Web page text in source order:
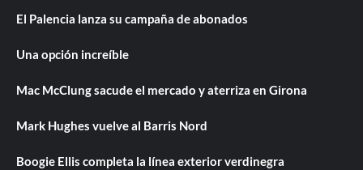
El Palencia lanza su campaña de abonados
Una opción increíble
Mac McClung sacude el mercado y aterriza en Girona
Mark Hughes vuelve al Barris Nord
Boogie Ellis completa la línea exterior verdinegra